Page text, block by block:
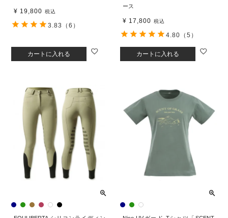
¥ 19,800 税込
カートに入れる
3.83 （6）
ース
¥ 17,800 税込
カートに入れる
4.80 （5）